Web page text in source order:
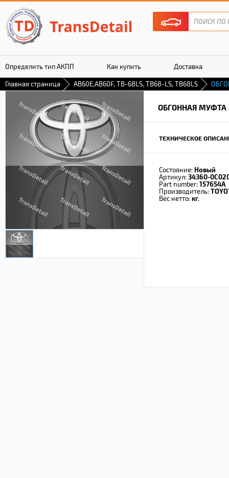
Определить тип АКПП Как купить Доставка
Гарантия
Главная страница AB60E,AB60F, TB-68LS, TB68-LS, TB68LS
ОБГОННАЯ МУФТА
ТЕХНИЧЕСКОЕ
Состояние: Новый
Артикул: 34360-
Part number: 157654A
Производитель:
Вес нетто: кг.